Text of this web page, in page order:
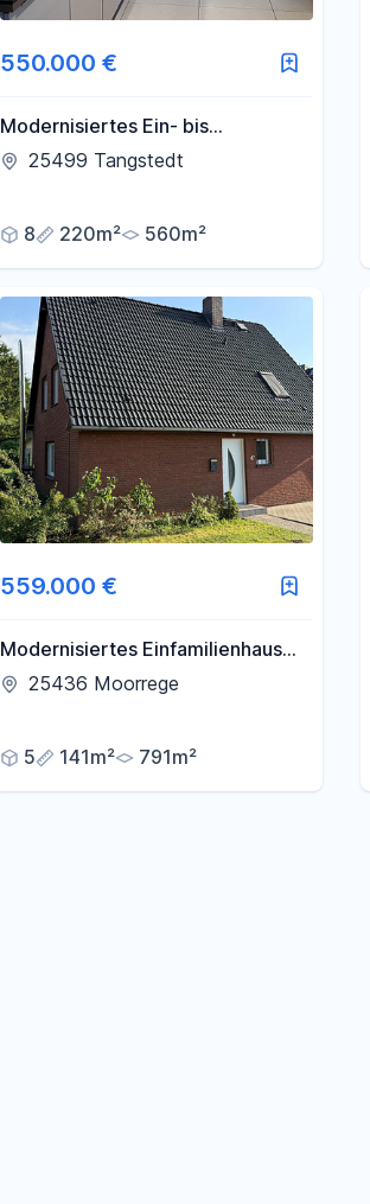
550.000 €
Modernisiertes Ein- bis
Zweifamilienhaus – hochwertig
25499 Tangstedt
8 220m² 560m²
559.000 €
Modernisiertes Einfamilienhaus
mit großzügigem Anbau und
25436 Moorrege
5 141m² 791m²